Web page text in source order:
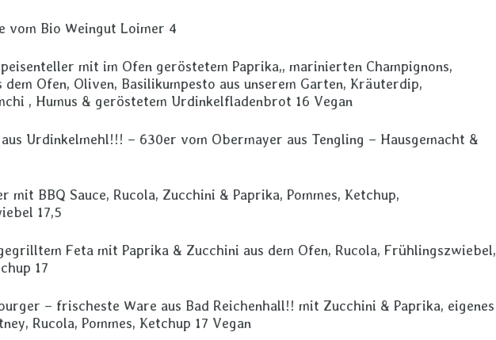
vom Bio Weingut Loimer 4
mit im Ofen geröstetem Paprika,, marinierten Champignons,
dem Ofen, Oliven, Basilikumpesto aus unserem Garten, Kräuterdip,
, Humus & geröstetem Urdinkelfladenbrot 16 Vegan
Urdinkelmehl!!! – 630er vom Obermayer aus Tengling – Hausgemacht &
mit BBQ Sauce, Rucola, Zucchini & Paprika, Pommes, Ketchup,
17,5
Feta mit Paprika & Zucchini aus dem Ofen, Rucola, Frühlingszwiebel,
17
– frischeste Ware aus Bad Reichenhall!! mit Zucchini & Paprika, eigenes
Rucola, Pommes, Ketchup 17 Vegan